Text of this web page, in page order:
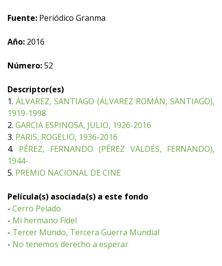
Fuente: Periódico Granma
Año: 2016
Número:52
Descriptor(es)
1.ÁLVAREZ, SANTIAGO (ÁLVAREZ ROMÁN, SANTIAGO),
1919-1998
2. GARCIA ESPINOSA, JULIO, 1926-2016
3. PARIS, ROGELIO, 1936-2016
4. PÉREZ, FERNANDO (PÉREZ VALDÉS, FERNANDO),
1944-
5. PREMIO NACIONAL DE CINE
Película(s) asociada(s) a este fondo
- Cerro Pelado
- Mi hermano Fidel
- Tercer Mundo, Tercera Guerra Mundial
- No tenemos derecho a esperar